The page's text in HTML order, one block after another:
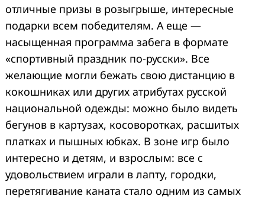
отличные призы в розыгрыше, интересные
подарки всем победителям. А еще —
насыщенная программа забега в формате
«спортивный праздник по-русски». Все
желающие могли бежать свою дистанцию в
кокошниках или других атрибутах русской
национальной одежды: можно было видеть
бегунов в картузах, косоворотках, расшитых
платках и пышных юбках. В зоне игр было
интересно и детям, и взрослым: все с
удовольствием играли в лапту, городки,
перетягивание каната стало одним из самых